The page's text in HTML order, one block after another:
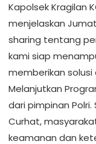
Kapolsek Kragilan
menjelaskan
sharing tentang
kami siap
memberikan
Melanjutkan
dari pimpinan
Curhat,
keamanan dan